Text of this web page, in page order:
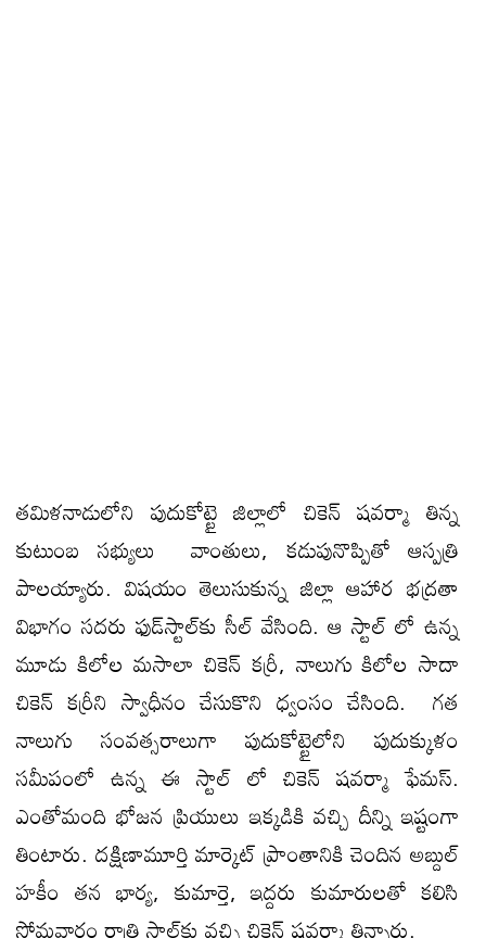
తమిళనాడులోని పుదుకోట్టై జిల్లాలో చికెన్ షవర్మా తిన్న
కుటుంబ సభ్యులు వాంతులు, కడుపునొప్పితో ఆస్పత్రి
పాలయ్యారు. విషయం తెలుసుకున్న జిల్లా ఆహార భద్రతా
విభాగం సదరు ఫుడ్‌స్టాల్‌కు సీల్‌ వేసింది. ఆ స్టాల్ లో ఉన్న
మూడు కిలోల మసాలా చికెన్‌ కర్రీ, నాలుగు కిలోల సాదా
చికెన్‌ కర్రీని స్వాధీనం చేసుకొని ధ్వంసం చేసింది. గత
నాలుగు సంవత్సరాలుగా పుదుకోట్టైలోని పుదుక్కుళం
సమీపంలో ఉన్న ఈ స్టాల్ లో చికెన్ షవర్మా ఫేమస్.
ఎంతోమంది భోజన ప్రియులు ఇక్కడికి వచ్చి దీన్ని ఇష్టంగా
తింటారు. దక్షిణామూర్తి మార్కెట్ ప్రాంతానికి చెందిన అబ్దుల్
హకీం తన భార్య, కుమార్తె, ఇద్దరు కుమారులతో కలిసి
సోమవారం రాత్రి స్టాల్‌కు వచ్చి చికెన్ షవర్మా తిన్నారు.